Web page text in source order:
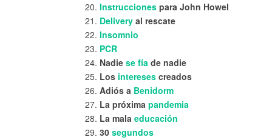
Instrucciones para John Howel
Delivery al rescate
Insomnio
PCR
Nadie se fía de nadie
Los intereses creados
Adiós a Benidorm
La próxima pandemia
La mala educación
30 segundos